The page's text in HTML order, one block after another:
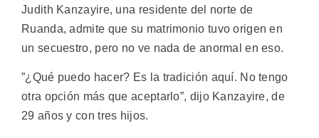
Judith Kanzayire, una residente del norte de
Ruanda, admite que su matrimonio tuvo origen en
un secuestro, pero no ve nada de anormal en eso.
”¿Qué puedo hacer? Es la tradición aquí. No tengo
otra opción más que aceptarlo”, dijo Kanzayire, de
29 años y con tres hijos.